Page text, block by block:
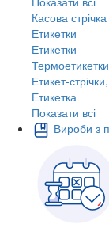
Касова
Етикетки
Етикетки
Термоетикетки
Етикет-
Етикетка
Показати всі
Вироби з